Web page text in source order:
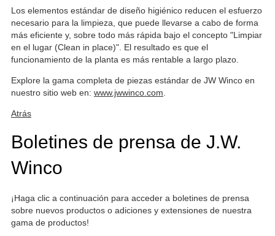
Los elementos estándar de diseño higiénico reducen el esfuerzo
necesario para la limpieza, que puede llevarse a cabo de forma
más eficiente y, sobre todo más rápida bajo el concepto "Limpiar
en el lugar (Clean in place)". El resultado es que el
funcionamiento de la planta es más rentable a largo plazo.
Explore la gama completa de piezas estándar de JW Winco en
nuestro sitio web en: www.jwwinco.com
Atrás
Boletines de prensa de J.W.
Winco
¡Haga clic a continuación para acceder a boletines de prensa
sobre nuevos productos o adiciones y extensiones de nuestra
gama de productos!